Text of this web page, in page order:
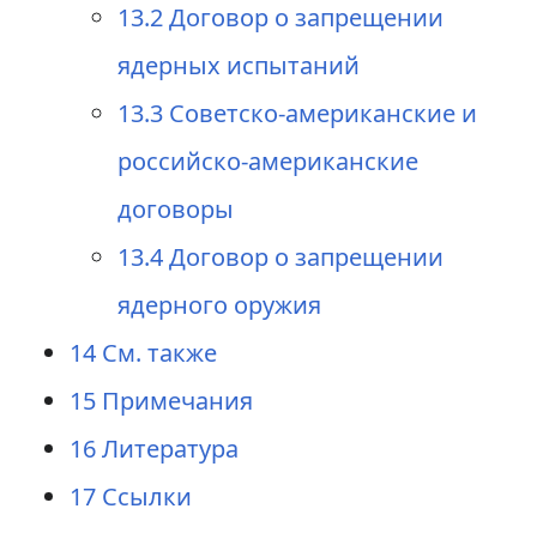
13.2Договор о запрещении
ядерных испытаний
13.3 Советско-американские и
российско-американские
договоры
13.4Договор о запрещении
ядерного оружия
14 См. также
15 Примечания
16Литература
17 Ссылки